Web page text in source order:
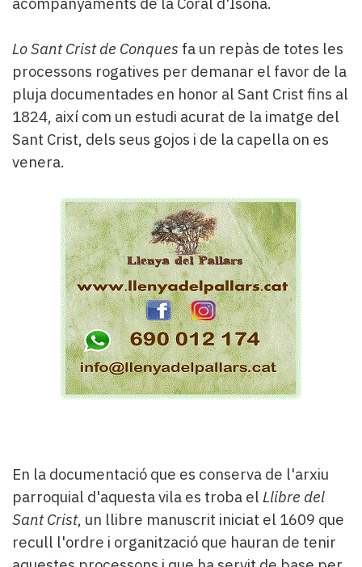
Lo Sant Crist de Conques fa un repàs de totes les
processons rogatives per demanar el favor de la
pluja documentades en honor al Sant Crist fins al
1824, així com un estudi acurat de la imatge del
Sant Crist, dels seus gojos i de la capella on es
venera.
En la documentació que es conserva de l'arxiu
parroquial d'aquesta vila es troba el Llibre del
Sant Crist, un llibre manuscrit iniciat el 1609 que
recull l'ordre i organització que hauran de tenir